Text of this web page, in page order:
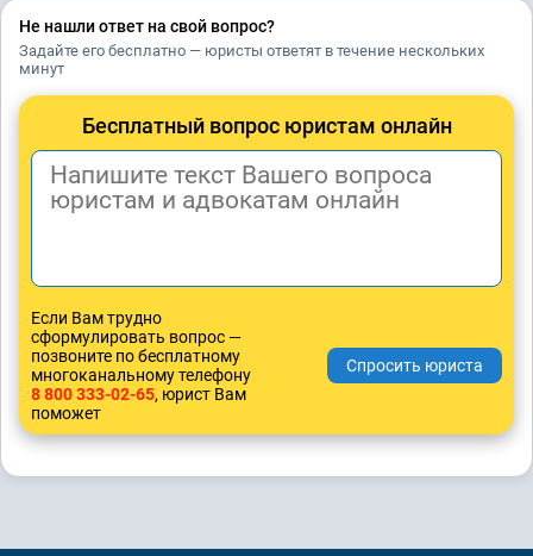
Не нашли ответ на свой вопрос?
Задайте его бесплатно — юристы ответят в течение нескольких
минут
Бесплатный вопрос юристам онлайн
Если Вам трудно
сформулировать вопрос —
позвоните по бесплатному
многоканальному телефону
8 800 333-02-65, юрист Вам
поможет